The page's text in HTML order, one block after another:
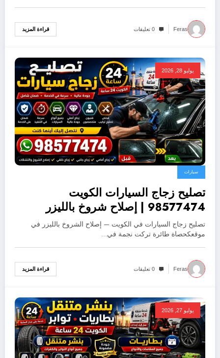
Feras 0 تعليقات قراءة المزيد
يوليو 28, 2026
سيارات
تصليح زجاج السيارات الكويت
98577474 | إصلاح شروخ بالليزر
تصليح زجاج السيارات في الكويت — إصلاح الشروخ بالليزر في
موقعكحصاة طائرة تركت نجمة في…
Feras 0 تعليقات قراءة المزيد
يوليو 27, 2026